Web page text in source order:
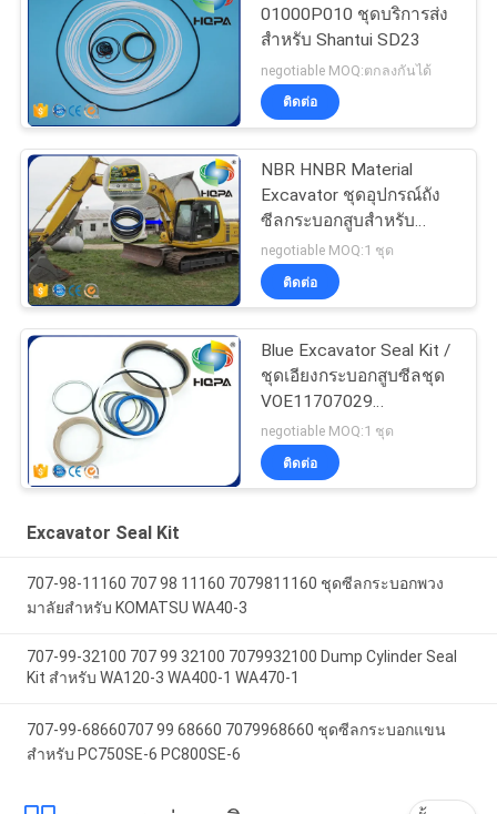
01000P010 ชุดบริการส่ง
สำหรับ Shantui SD23
negotiable MOQ:ตกลงกันได้
ติดต่อ
NBR HNBR Material
Excavator ชุดอุปกรณ์ถัง
ซีลกระบอกสูบสำหรับ
PC100
negotiable MOQ:1 ชุด
ติดต่อ
Blue Excavator Seal Kit /
ชุดเอียงกระบอกสูบซีลชุด
VOE11707029
VOE11999892
11707029 11999892
negotiable MOQ:1 ชุด
ติดต่อ
Excavator Seal Kit
707-98-11160 707 98 11160 7079811160 ชุดซีลกระบอกพวง
มาลัยสำหรับ KOMATSU WA40-3
707-99-32100 707 99 32100 7079932100 Dump Cylinder Seal
Kit สำหรับ WA120-3 WA400-1 WA470-1
707-99-68660707 99 68660 7079968660 ชุดซีลกระบอกแขน
สำหรับ PC750SE-6 PC800SE-6